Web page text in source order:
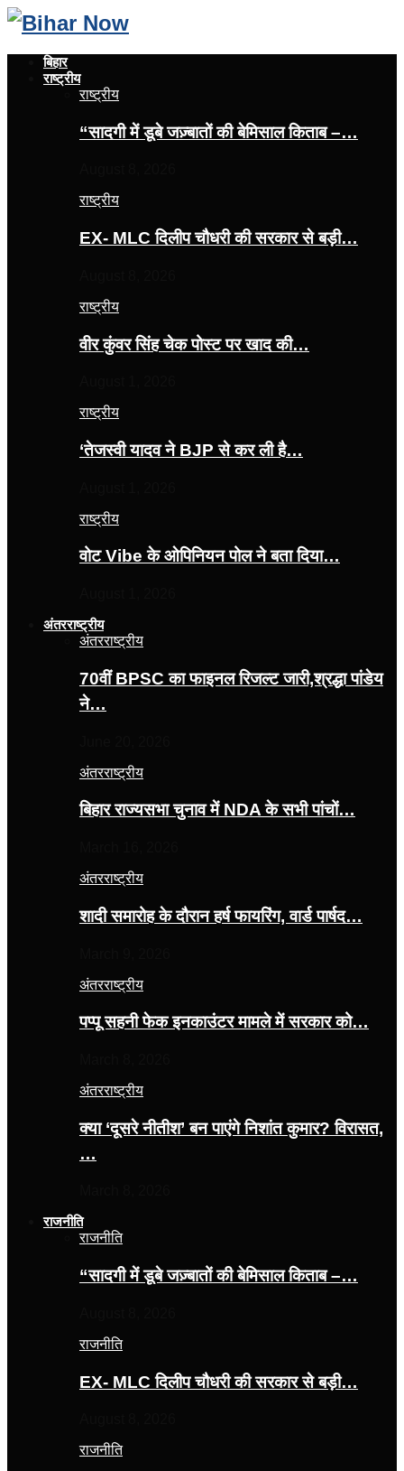
बिहार
राष्ट्रीय
राष्ट्रीय
“सादगी में डूबे जज़्बातों की बेमिसाल किताब –…
राष्ट्रीय
EX- MLC दिलीप चौधरी की सरकार से बड़ी…
राष्ट्रीय
वीर कुंवर सिंह चेक पोस्ट पर खाद की…
राष्ट्रीय
‘तेजस्‍वी यादव ने BJP से कर ली है…
राष्ट्रीय
वोट Vibe के ओपिनियन पोल ने बता दिया…
अंतरराष्ट्रीय
अंतरराष्ट्रीय
70वीं BPSC का फाइनल रिजल्ट जारी,श्रद्धा पांडेय
ने…
अंतरराष्ट्रीय
बिहार राज्यसभा चुनाव में NDA के सभी पांचों…
अंतरराष्ट्रीय
शादी समारोह के दौरान हर्ष फायरिंग, वार्ड पार्षद…
अंतरराष्ट्रीय
पप्पू सहनी फेक इनकाउंटर मामले में सरकार को…
अंतरराष्ट्रीय
क्या ‘दूसरे नीतीश’ बन पाएंगे निशांत कुमार? विरासत,
…
राजनीति
राजनीति
“सादगी में डूबे जज़्बातों की बेमिसाल किताब –…
राजनीति
EX- MLC दिलीप चौधरी की सरकार से बड़ी…
राजनीति